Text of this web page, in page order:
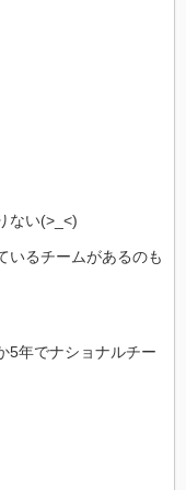
ない(>_<)
いるチームがあるのも
5年でナショナルチー